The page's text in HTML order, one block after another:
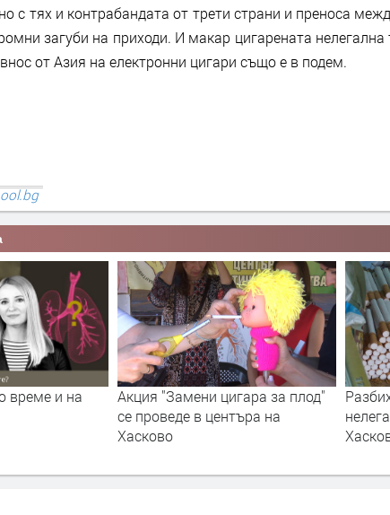
с тях и контрабандата от трети страни и преноса
загуби на приходи. И макар цигарената
от Азия на електронни цигари също е в подем.
за плод"
на
Разбиха работилница за
нелегални цигари в центъра на
Хасково